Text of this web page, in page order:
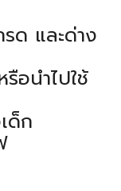
ด และด่าง
อนำไปใช้
ด็ก